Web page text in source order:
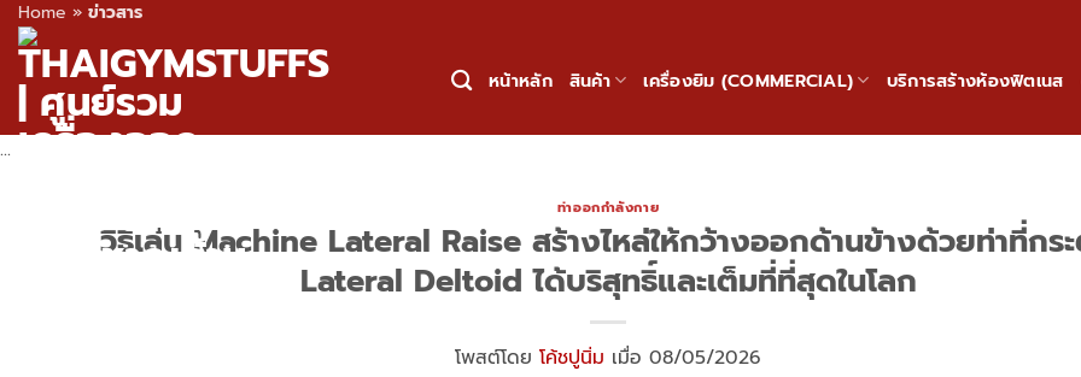
Home » ข่าวสาร
Skip
content
หน้าหลัก สินค้า เครื่องยิม (COMMERCIAL) บริการสร้างห้องฟิตเนส
...
ท่าออกกำลังกาย
วิธีเล่น Machine Lateral Raise สร้างไหล่ให้กว้างออกด้านข้างด้วยท่าที่กร
Lateral Deltoid ได้บริสุทธิ์และเต็มที่ที่สุดในโลก
โพสต์โดย โค้ชปูนิ่ม เมื่อ 08/05/2026